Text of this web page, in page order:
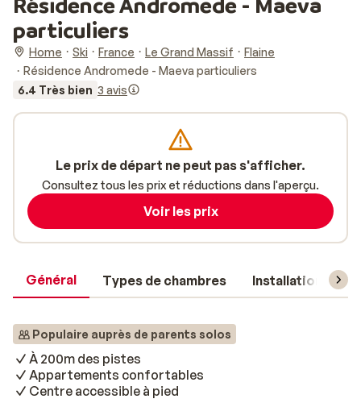
particuliers
Home Ski France Le Grand Massif
Flaine
Résidence Andromede - Maeva particuliers
6.4 Très bien 3 avis
Général Types de chambres Installations
Populaire auprès de parents solos
À 200m des pistes
Appartements confortables
Centre accessible à pied
Le prix de départ ne peut pas s'afficher.
Consultez tous les prix et réductions dans l'aperçu.
Voir les prix